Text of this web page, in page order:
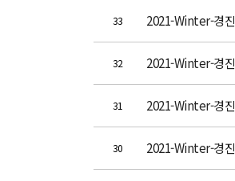
33 2021-Winter-경
32 2021-Winter-경
31 2021-Winter-경
30 2021-Winter-경